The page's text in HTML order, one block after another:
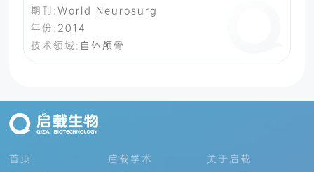
期刊:World Neurosurg
年份: 2014
技术领域: 自体颅骨
首页 启载学术
关于启载